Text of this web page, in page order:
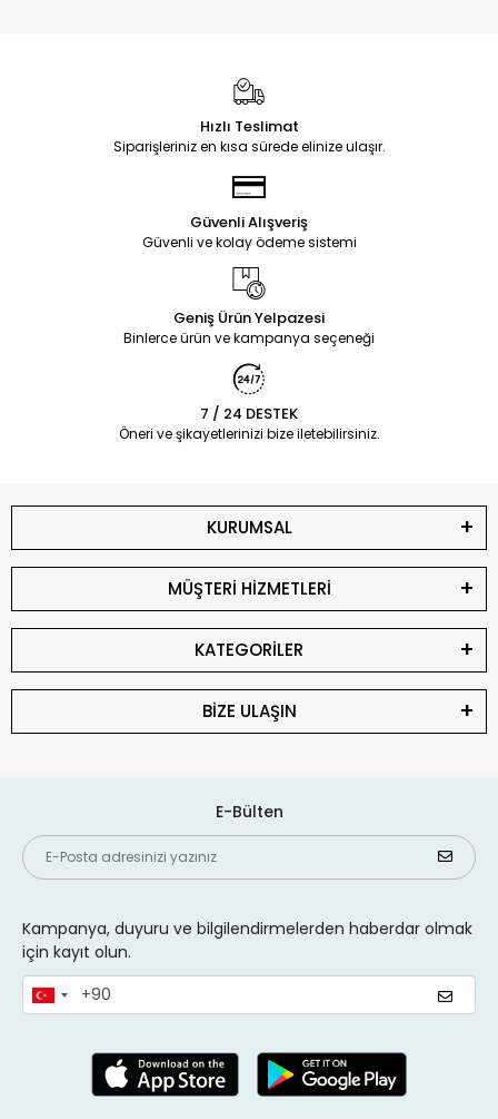
Hızlı Teslimat
Siparişleriniz en kısa sürede elinize ulaşır.
Güvenli Alışveriş
Güvenli ve kolay ödeme sistemi
Geniş Ürün Yelpazesi
Binlerce ürün ve kampanya seçeneği
7 / 24 DESTEK
Öneri ve şikayetlerinizi bize iletebilirsiniz.
KURUMSAL
MÜŞTERİ HİZMETLERİ
KATEGORİLER
BİZE ULAŞIN
E-Bülten
Kampanya, duyuru ve bilgilendirmelerden haberdar olmak
için kayıt olun.